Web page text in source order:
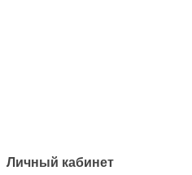
Личный кабинет